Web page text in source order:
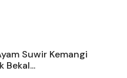
Suwir Kemangi
Bekal...